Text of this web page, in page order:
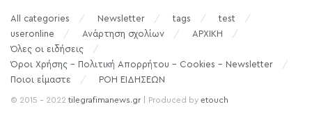
All categories Newsletter tags
test
useronline
Ανάρτηση σχολίων
ΑΡΧΙΚΗ
Όλες οι ειδήσεις
Όροι Χρήσης – Πολιτική Απορρήτου – Cookies – Newsletter
Ποιοι είμαστε
ΡΟΗ ΕΙΔΗΣΕΩΝ
© 2015 - 2022 tilegrafimanews.gr| Produced by etouch